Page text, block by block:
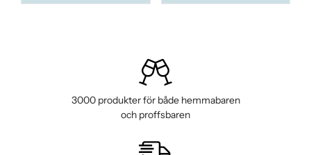
3000 produkter för både hemmabaren
och proffsbaren